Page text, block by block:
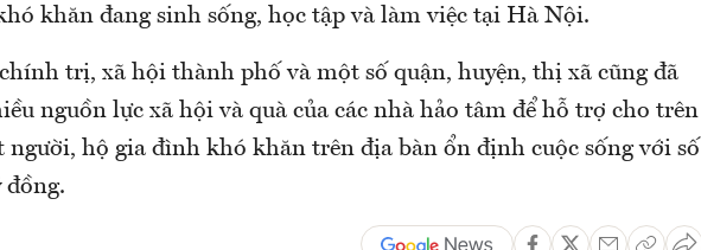
khăn đang sinh sống, học tập và làm việc tại Hà Nội.
trị, xã hội thành phố và một số quận, huyện, thị xã cũng đã
nguồn lực xã hội và quà của các nhà hảo tâm để hỗ trợ cho trên
người, hộ gia đình khó khăn trên địa bàn ổn định cuộc sống với số
đồng.